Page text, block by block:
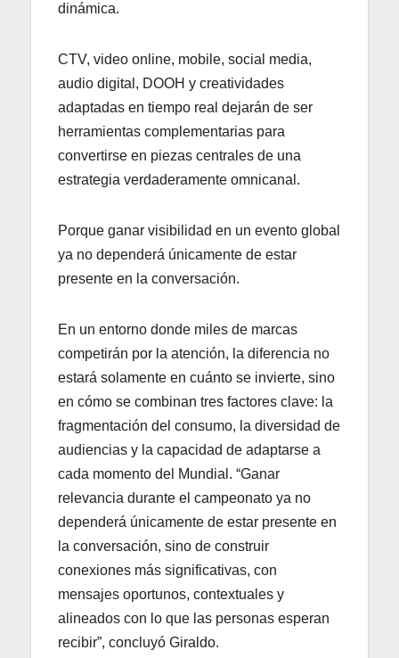
dinámica.
CTV, video online, mobile, social media,
audio digital, DOOH y creatividades
adaptadas en tiempo real dejarán de ser
herramientas complementarias para
convertirse en piezas centrales de una
estrategia verdaderamente omnicanal.
Porque ganar visibilidad en un evento global
ya no dependerá únicamente de estar
presente en la conversación.
En un entorno donde miles de marcas
competirán por la atención, la diferencia no
estará solamente en cuánto se invierte, sino
en cómo se combinan tres factores clave: la
fragmentación del consumo, la diversidad de
audiencias y la capacidad de adaptarse a
cada momento del Mundial. “Ganar
relevancia durante el campeonato ya no
dependerá únicamente de estar presente en
la conversación, sino de construir
conexiones más significativas, con
mensajes oportunos, contextuales y
alineados con lo que las personas esperan
recibir”, concluyó Giraldo.